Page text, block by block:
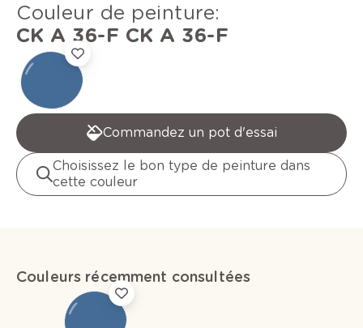
Couleur de peinture:
CK A 36-F CK A 36-F
Commandez un pot d'essai
Choisissez le bon type de peinture dans
cette couleur
Couleurs récemment consultées